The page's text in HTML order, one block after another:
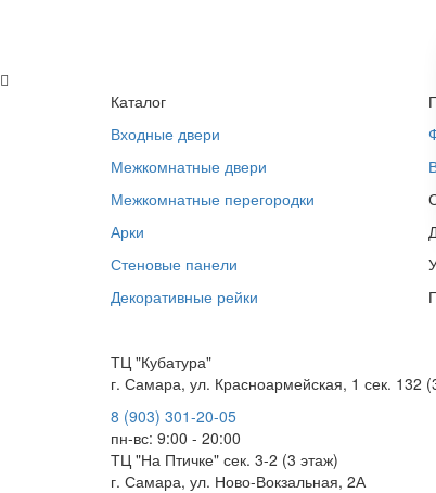
Каталог
Входные двери
Межкомнатные двери
Межкомнатные перегородки
Арки
Стеновые панели
Декоративные рейки
ТЦ "Кубатура"
г. Самара, ул. Красноармейская, 1 сек. 132
8 (903) 301-20-05
пн-вс: 9:00 - 20:00
ТЦ "На Птичке" сек. 3-2 (3 этаж)
г. Самара, ул. Ново-Вокзальная, 2А